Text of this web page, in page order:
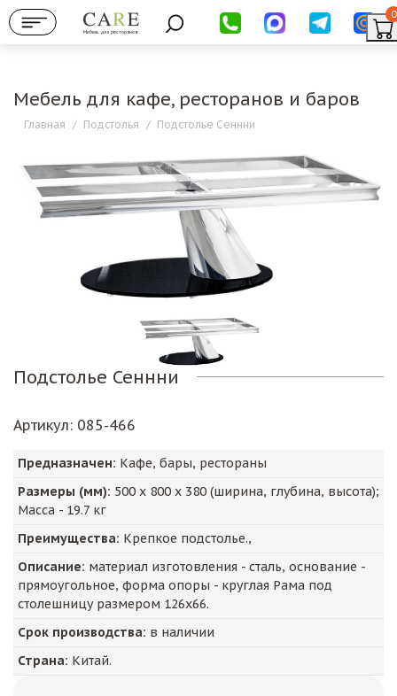
Мебель для ресторанов
0
Мебель для кафе, ресторанов и баров
Главная / Подстолья / Подстолье Сеннни
Подстолье Сеннни
Артикул: 085-466
Предназначен: Кафе, бары, рестораны
Размеры (мм): 500 х 800 х 380 (ширина, глубина, высота);
Масса - 19.7 кг
Преимущества: Крепкое подстолье.,
Описание: материал изготовления - сталь, основание -
прямоугольное, форма опоры - круглая Рама под
столешницу размером 126х66.
Срок производства: в наличии
Страна: Китай.